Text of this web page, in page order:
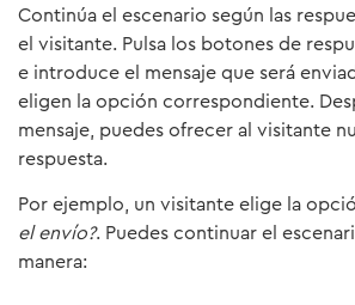
Continúa el escenario según las
el visitante. Pulsa los botones de
e introduce el mensaje que será
eligen la opción correspondiente.
mensaje, puedes ofrecer al visitante
respuesta.
Por ejemplo, un visitante elige la
el envío?. Puedes continuar el
manera: